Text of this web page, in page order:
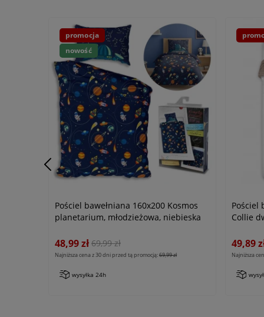
Pościel bawełniana 160x200 Kosmos
planetarium, młodzieżowa, niebieska
48,99 zł 69,99 zł
Najniższa cena z 30 dni przed tą promocją:69,99 zł
wysyłka 24h
promocja
nowość
Pościel
Collie
49,89
Najniższa